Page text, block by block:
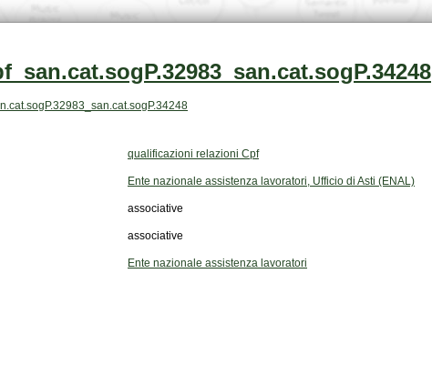
qualificazioni relazioni Cpf
Ente nazionale assistenza lavoratori, Ufficio di Asti (ENAL)
associative
associative
Ente nazionale assistenza lavoratori